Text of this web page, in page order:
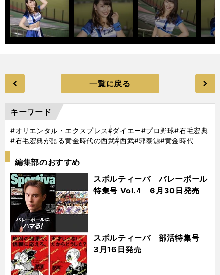
一覧に戻る
キーワード
#オリエンタル・エクスプレス#ダイエー#プロ野球#石毛宏典
#石毛宏典が語る黄金時代の西武#西武#郭泰源#黄金時代
編集部のおすすめ
スポルティーバ バレーボール
特集号 Vol.4 6月30日発売
スポルティーバ 部活特集号
3月16日発売